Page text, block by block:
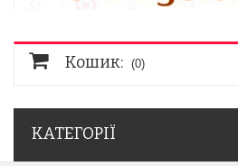
Кошик: (0)
КАТЕГОРІЇ